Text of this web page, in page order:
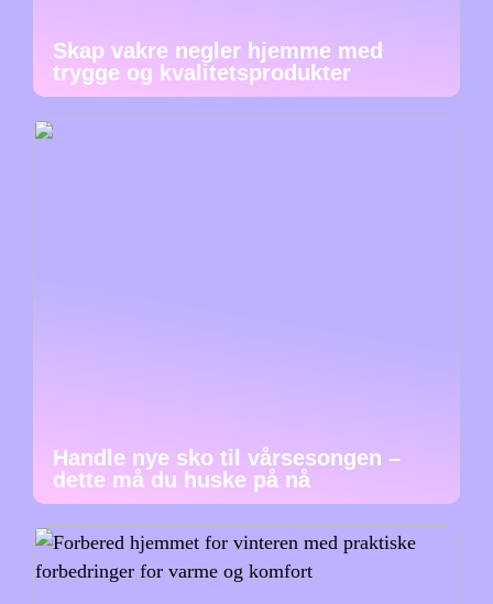
Skap vakre negler hjemme med
trygge og kvalitetsprodukter
Handle nye sko til vårsesongen –
dette må du huske på nå